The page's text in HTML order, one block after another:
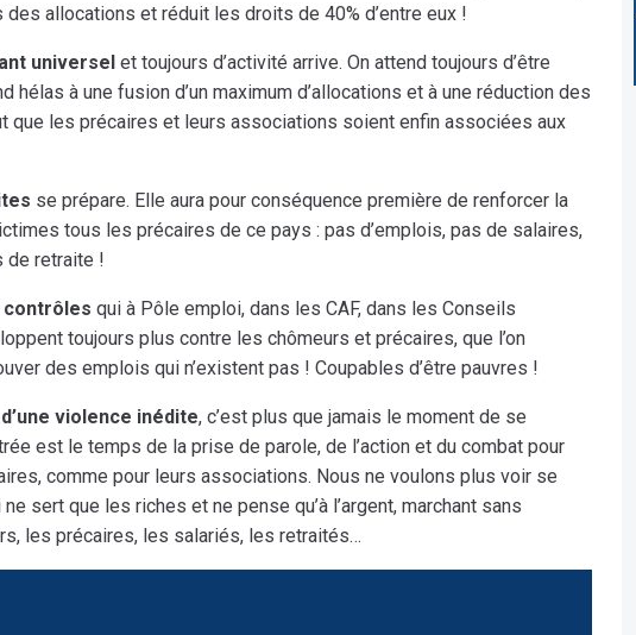
allocations et réduit les droits de 40% d’entre eux !
universel et toujours d’activité arrive. On attend toujours d’être
hélas à une fusion d’un maximum d’allocations et à une réduction des
que les précaires et leurs associations soient enfin associées aux
se prépare. Elle aura pour conséquence première de renforcer la
tous les précaires de ce pays : pas d’emplois, pas de salaires,
de retraite !
contrôles qui à Pôle emploi, dans les CAF, dans les Conseils
toujours plus contre les chômeurs et précaires, que l’on
des emplois qui n’existent pas ! Coupables d’être pauvres !
violence inédite, c’est plus que jamais le moment de se
est le temps de la prise de parole, de l’action et du combat pour
comme pour leurs associations. Nous ne voulons plus voir se
sert que les riches et ne pense qu’à l’argent, marchant sans
les précaires, les salariés, les retraités…